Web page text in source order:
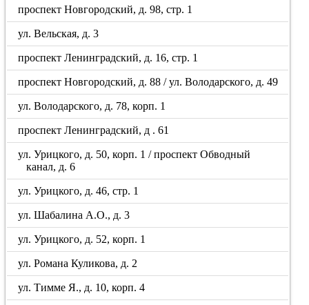
проспект Новгородский, д. 98, стр. 1
ул. Вельская, д. 3
проспект Ленинградский, д. 16, стр. 1
проспект Новгородский, д. 88 / ул. Володарского, д. 49
ул. Володарского, д. 78, корп. 1
проспект Ленинградский, д . 61
ул. Урицкого, д. 50, корп. 1 / проспект Обводный
канал, д. 6
ул. Урицкого, д. 46, стр. 1
ул. Шабалина А.О., д. 3
ул. Урицкого, д. 52, корп. 1
ул. Романа Куликова, д. 2
ул. Тимме Я., д. 10, корп. 4